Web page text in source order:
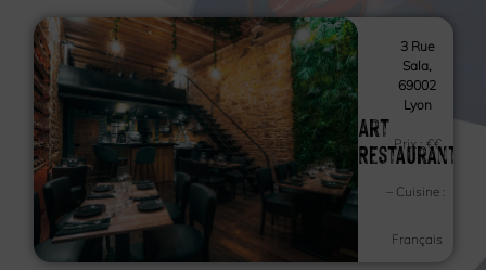
Art
Restaurant
3 Rue
Sala,
69002
Lyon
Prix :€€
– Cuisine :
Français